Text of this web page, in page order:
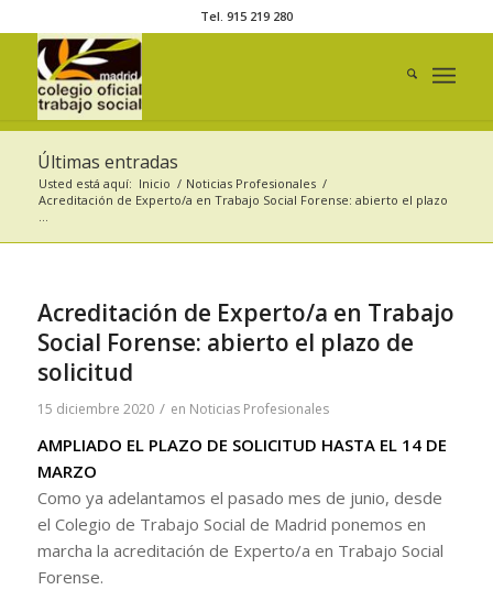
Tel. 915 219 280
Últimas entradas
Usted está aquí: Inicio / Noticias Profesionales /
Acreditación de Experto/a en Trabajo Social Forense: abierto el plazo
...
Acreditación de Experto/a en Trabajo
Social Forense: abierto el plazo de
solicitud
15 diciembre 2020 / en Noticias Profesionales
AMPLIADO EL PLAZO DE SOLICITUD HASTA EL 14 DE
MARZO
Como ya adelantamos el pasado mes de junio, desde
el Colegio de Trabajo Social de Madrid ponemos en
marcha la acreditación de Experto/a en Trabajo Social
Forense.